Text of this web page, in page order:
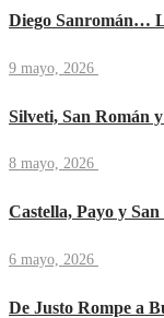
Diego Sanromán…
9 mayo, 2026
Silveti, San Román
8 mayo, 2026
Castella, Payo y
6 mayo, 2026
De Justo Rompe a